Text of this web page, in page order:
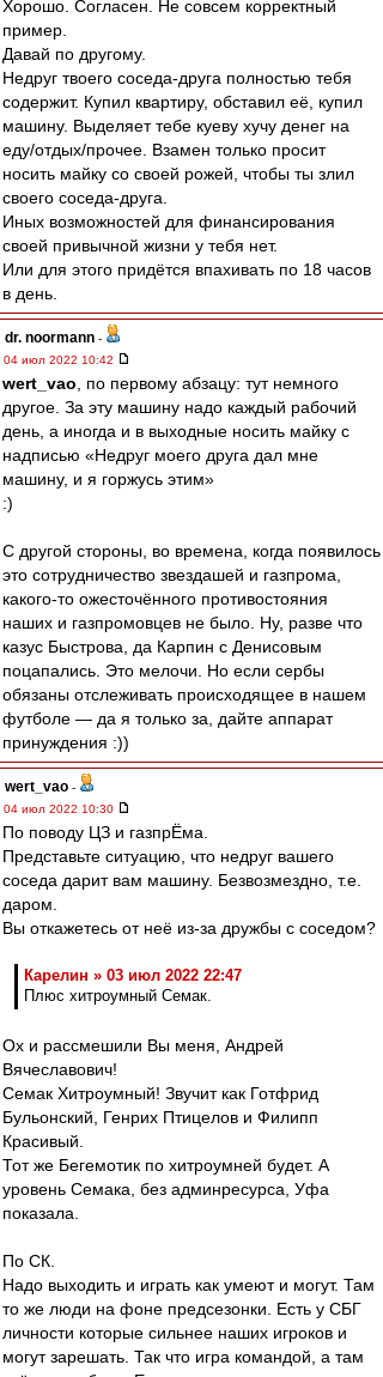
Хорошо. Согласен. Не совсем корректный
пример.
Давай по другому.
Недруг твоего соседа-друга полностью тебя
содержит. Купил квартиру, обставил её, купил
машину. Выделяет тебе куеву хучу денег на
еду/отдых/прочее. Взамен только просит
носить майку со своей рожей, чтобы ты злил
своего соседа-друга.
Иных возможностей для финансирования
своей привычной жизни у тебя нет.
Или для этого придётся впахивать по 18 часов
в день.
dr. noormann -
04 июл 2022 10:42
wert_vao , по первому абзацу: тут немного
другое. За эту машину надо каждый рабочий
день, а иногда и в выходные носить майку с
надписью «Недруг моего друга дал мне
машину, и я горжусь этим»
:)
С другой стороны, во времена, когда появилось
это сотрудничество звездашей и газпрома,
какого-то ожесточённого противостояния
наших и газпромовцев не было. Ну, разве что
казус Быстрова, да Карпин с Денисовым
поцапались. Это мелочи. Но если сербы
обязаны отслеживать происходящее в нашем
футболе — да я только за, дайте аппарат
принуждения :))
wert_vao -
04 июл 2022 10:30
По поводу ЦЗ и газпрЁма.
Представьте ситуацию, что недруг вашего
соседа дарит вам машину. Безвозмездно, т.е.
даром.
Вы откажетесь от неё из-за дружбы с соседом?
Карелин » 03 июл 2022 22:47
Плюс хитроумный Семак.
Ох и рассмешили Вы меня, Андрей
Вячеславович!
Семак Хитроумный! Звучит как Готфрид
Бульонский, Генрих Птицелов и Филипп
Красивый.
Тот же Бегемотик по хитроумней будет. А
уровень Семака, без админресурса, Уфа
показала.
По СК.
Надо выходить и играть как умеют и могут. Там
то же люди на фоне предсезонки. Есть у СБГ
личности которые сильнее наших игроков и
могут зарешать. Так что игра командой, а там